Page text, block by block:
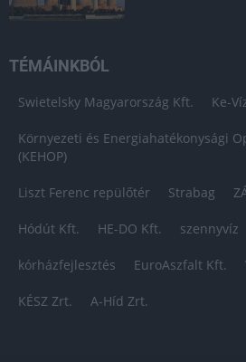
TÉMÁINKBÓL
Swietelsky Magyarország Kft. Ke-
Környezeti és Energiahatékonysági
(KEHOP)
Liszt Ferenc repülőtér Strabag
Hódút Kft. HE-DO Kft. szennyvíz
kórházfejlesztés EuroAszfalt Kft.
KÉSZ Zrt. A-Híd Zrt.